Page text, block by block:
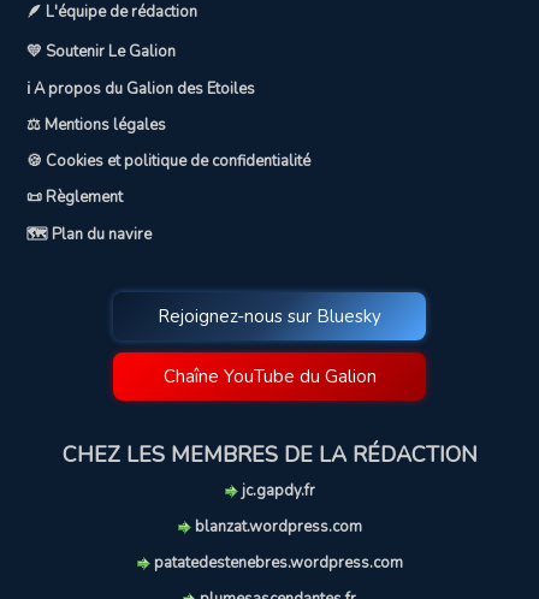
🪶 L'équipe de rédaction
💛 Soutenir Le Galion
ℹ️ A propos du Galion des Etoiles
⚖️ Mentions légales
🍪 Cookies et politique de confidentialité
📜 Règlement
🗺️ Plan du navire
Rejoignez-nous sur Bluesky
Chaîne YouTube du Galion
CHEZ LES MEMBRES DE LA RÉDACTION
jc.gapdy.fr
blanzat.wordpress.com
patatedestenebres.wordpress.com